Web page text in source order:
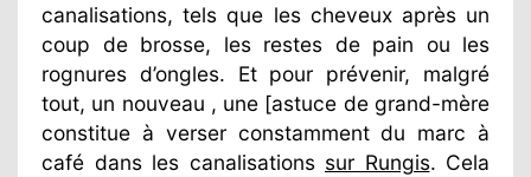
canalisations, tels que les cheveux après un
coup de brosse, les restes de pain ou les
rognures d’ongles. Et pour prévenir, malgré
tout, un nouveau , une [astuce de grand-mère
constitue à verser constamment du marc à
café dans les canalisations sur Rungis. Cela